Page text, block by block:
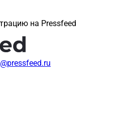
на Pressfeed